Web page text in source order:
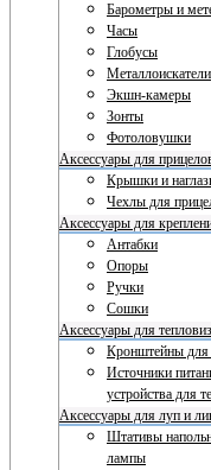
Барометры и
Часы
Глобусы
Металлоискатели
Экшн-камеры
Зонты
Фотоловушки
Аксессуары для
Крышки и
Чехлы для
Аксессуары для
Антабки
Опоры
Ручки
Сошки
Аксессуары для
Кронштейны для
Источники
устройства для
Аксессуары для луп и
Штативы
лампы